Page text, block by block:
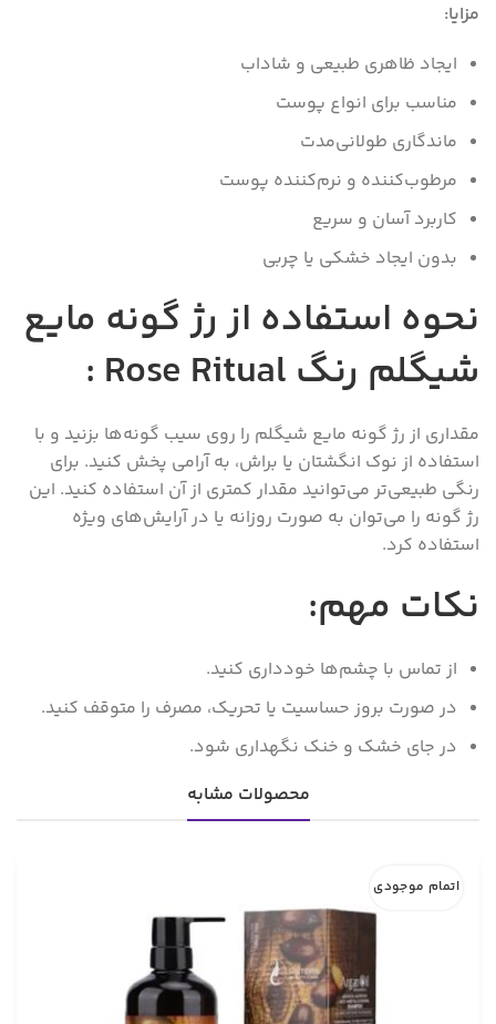
مزایا:
ایجاد ظاهری طبیعی و شاداب
مناسب برای انواع پوست
ماندگاری طولانی‌مدت
مرطوب‌کننده و نرم‌کننده پوست
کاربرد آسان و سریع
بدون ایجاد خشکی یا چربی
نحوه استفاده از رژ گونه مایع
شیگلم رنگ Rose Ritual :
مقداری از رژ گونه مایع شیگلم را روی سیب گونه‌ها بزنید و با
استفاده از نوک انگشتان یا براش، به آرامی پخش کنید. برای
رنگی طبیعی‌تر می‌توانید مقدار کمتری از آن استفاده کنید. این
رژ گونه را می‌توان به صورت روزانه یا در آرایش‌های ویژه
استفاده کرد.
نکات مهم:
از تماس با چشم‌ها خودداری کنید.
در صورت بروز حساسیت یا تحریک، مصرف را متوقف کنید.
در جای خشک و خنک نگهداری شود.
محصولات مشابه
اتمام موجودی